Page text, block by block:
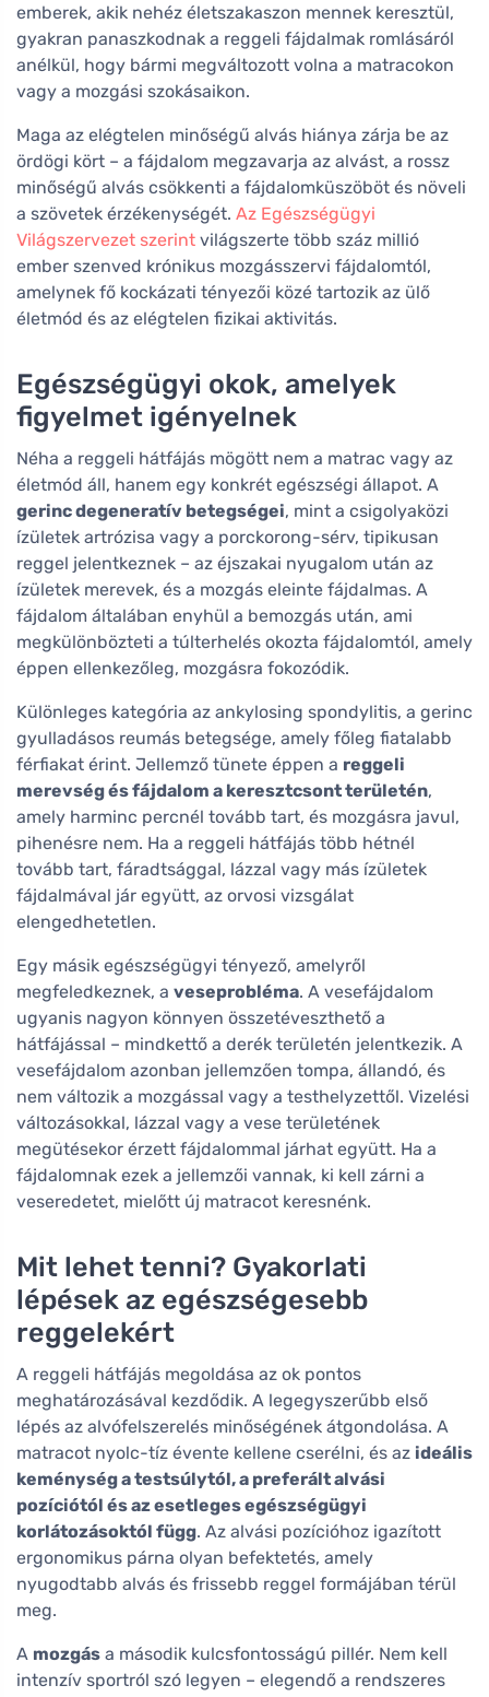
emberek, akik nehéz életszakaszon mennek keresztül,
gyakran panaszkodnak a reggeli fájdalmak romlásáról
anélkül, hogy bármi megváltozott volna a matracokon
vagy a mozgási szokásaikon.
Maga az elégtelen minőségű alvás hiánya zárja be az
ördögi kört – a fájdalom megzavarja az alvást, a rossz
minőségű alvás csökkenti a fájdalomküszöböt és növeli
a szövetek érzékenységét. Az Egészségügyi
Világszervezet szerint világszerte több száz millió
ember szenved krónikus mozgásszervi fájdalomtól,
amelynek fő kockázati tényezői közé tartozik az ülő
életmód és az elégtelen fizikai aktivitás.
Egészségügyi okok, amelyek
figyelmet igényelnek
Néha a reggeli hátfájás mögött nem a matrac vagy az
életmód áll, hanem egy konkrét egészségi állapot. A
gerinc degeneratív betegségei, mint a csigolyaközi
ízületek artrózisa vagy a porckorong-sérv, tipikusan
reggel jelentkeznek – az éjszakai nyugalom után az
ízületek merevek, és a mozgás eleinte fájdalmas. A
fájdalom általában enyhül a bemozgás után, ami
megkülönbözteti a túlterhelés okozta fájdalomtól, amely
éppen ellenkezőleg, mozgásra fokozódik.
Különleges kategória az ankylosing spondylitis, a gerinc
gyulladásos reumás betegsége, amely főleg fiatalabb
férfiakat érint. Jellemző tünete éppen a reggeli
merevség és fájdalom a keresztcsont területén,
amely harminc percnél tovább tart, és mozgásra javul,
pihenésre nem. Ha a reggeli hátfájás több hétnél
tovább tart, fáradtsággal, lázzal vagy más ízületek
fájdalmával jár együtt, az orvosi vizsgálat
elengedhetetlen.
Egy másik egészségügyi tényező, amelyről
megfeledkeznek, a veseprobléma. A vesefájdalom
ugyanis nagyon könnyen összetéveszthető a
hátfájással – mindkettő a derék területén jelentkezik. A
vesefájdalom azonban jellemzően tompa, állandó, és
nem változik a mozgással vagy a testhelyzettől. Vizelési
változásokkal, lázzal vagy a vese területének
megütésekor érzett fájdalommal járhat együtt. Ha a
fájdalomnak ezek a jellemzői vannak, ki kell zárni a
veseredetet, mielőtt új matracot keresnénk.
Mit lehet tenni? Gyakorlati
lépések az egészségesebb
reggelekért
A reggeli hátfájás megoldása az ok pontos
meghatározásával kezdődik. A legegyszerűbb első
lépés az alvófelszerelés minőségének átgondolása. A
matracot nyolc-tíz évente kellene cserélni, és az ideális
keménység a testsúlytól, a preferált alvási
pozíciótól és az esetleges egészségügyi
korlátozásoktól függ. Az alvási pozícióhoz igazított
ergonomikus párna olyan befektetés, amely
nyugodtabb alvás és frissebb reggel formájában térül
meg.
A mozgás a második kulcsfontosságú pillér. Nem kell
intenzív sportról szó legyen – elegendő a rendszeres